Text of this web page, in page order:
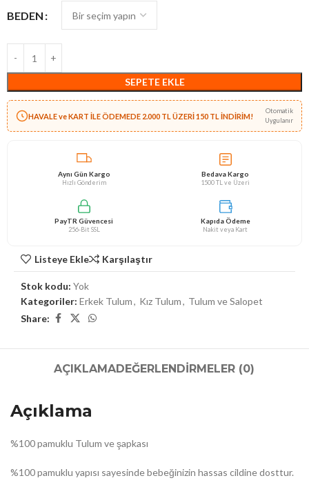
BEDEN
SEPETE EKLE
HAVALE ve KART İLE ÖDEMEDE 2.000 TL ÜZERİ 150 TL İNDİRİM!
Otomatik
Uygulanır
Aynı Gün Kargo
Hızlı Gönderim
Bedava Kargo
1500 TL ve Üzeri
PayTR Güvencesi
256-Bit SSL
Kapıda Ödeme
Nakit veya Kart
Listeye Ekle Karşılaştır
Stok kodu: Yok
Kategoriler: Erkek Tulum, Kız Tulum, Tulum ve Salopet
Share:
AÇIKLAMADEĞERLENDIRMELER (0)
Açıklama
%100 pamuklu Tulum ve şapkası
%100 pamuklu yapısı sayesinde bebeğinizin hassas cildine dosttur.